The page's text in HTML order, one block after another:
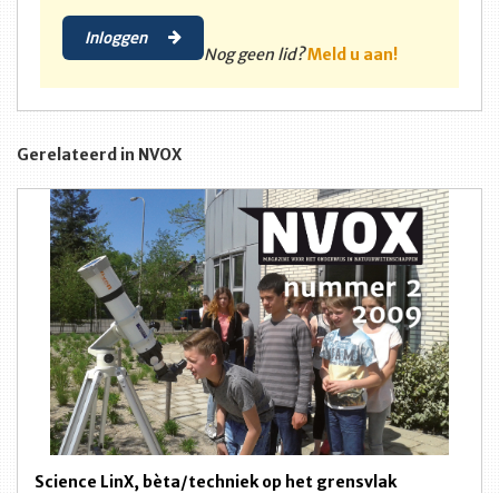
Inloggen
Nog geen lid?Meld u aan!
Gerelateerd in NVOX
Science LinX, bèta/techniek op het grensvlak